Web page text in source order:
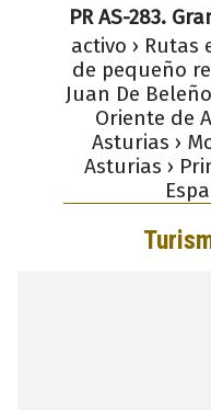
PR AS-283.
activo › Rutas
de pequeño
Juan De
Oriente de
Asturias ›
Asturias ›